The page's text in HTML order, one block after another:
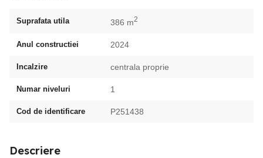
Suprafata utila 386 m2
Anul constructiei 2024
Incalzire centrala proprie
Numar niveluri 1
Cod de identificare P251438
Descriere